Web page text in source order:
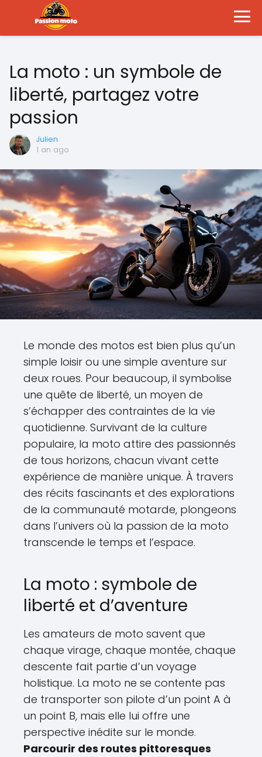
La moto : un symbole de
liberté, partagez votre
passion
Julien
1 an ago
Le monde des motos est bien plus qu’un
simple loisir ou une simple aventure sur
deux roues. Pour beaucoup, il symbolise
une quête de liberté, un moyen de
s’échapper des contraintes de la vie
quotidienne. Survivant de la culture
populaire, la moto attire des passionnés
de tous horizons, chacun vivant cette
expérience de manière unique. À travers
des récits fascinants et des explorations
de la communauté motarde, plongeons
dans l’univers où la passion de la moto
transcende le temps et l’espace.
La moto : symbole de
liberté et d’aventure
Les amateurs de moto savent que
chaque virage, chaque montée, chaque
descente fait partie d’un voyage
holistique. La moto ne se contente pas
de transporter son pilote d’un point A à
un point B, mais elle lui offre une
perspective inédite sur le monde.
Parcourir des routes pittoresques